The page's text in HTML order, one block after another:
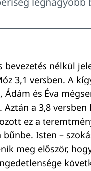
bevezetés nélkül
3,1 versben. A
Ádám és Éva
Aztán a 3,8
ez a
Isten –
meg először,